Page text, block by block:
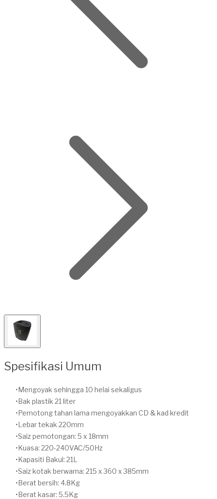
Spesifikasi Umum
Mengoyak sehingga 10 helai sekaligus
Bak plastik 21 liter
Pemotong tahan lama mengoyakkan CD & kad kredit
Lebar tekak 220mm
Saiz pemotongan: 5 x 18mm
Kuasa: 220-240VAC/50Hz
Kapasiti Bakul: 21L
Saiz kotak berwarna: 215 x 360 x 385mm
Berat bersih: 4.8Kg
Berat kasar: 5.5Kg